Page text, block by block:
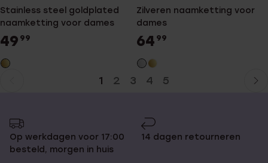
Stainless steel goldplated
naamketting voor dames
49 99
Zilveren naamketting voor
dames
64 99
1 2 3 4 5
Op werkdagen voor 17:00
besteld, morgen in huis
14 dagen retourneren